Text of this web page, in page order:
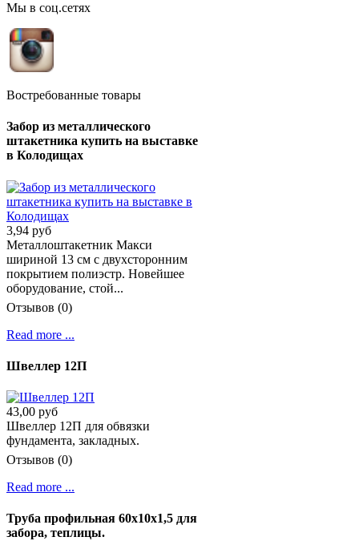
Мы в соц.сетях
Востребованные товары
Забор из металлического
штакетника купить на выставке
в Колодищах
3,94 руб
Металлоштакетник Макси
шириной 13 см с двухсторонним
покрытием полиэстр. Новейшее
оборудование, стой...
Отзывов (0)
Read more ...
Швеллер 12П
43,00 руб
Швеллер 12П для обвязки
фундамента, закладных.
Отзывов (0)
Read more ...
Труба профильная 60х10х1,5 для
забора, теплицы.